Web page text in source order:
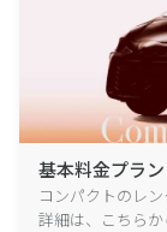
基本料金プラン
コンパクトのレ
詳細は、こちらか